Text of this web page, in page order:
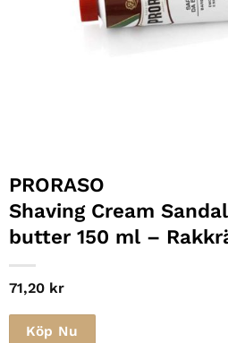
PRORASO
Shaving Cream
butter 150 ml –
71,20 kr
Köp Nu